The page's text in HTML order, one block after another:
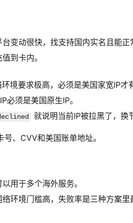
变动很快，找支持国内实名且能正
到卡内。
境要求极高，必须是美国家宽IP才
必须是美国原生IP。
就说明当前IP被拉黑了，换
、CVV和美国账单地址。
用于多个海外服务。
环境门槛高，失败率是三种方案